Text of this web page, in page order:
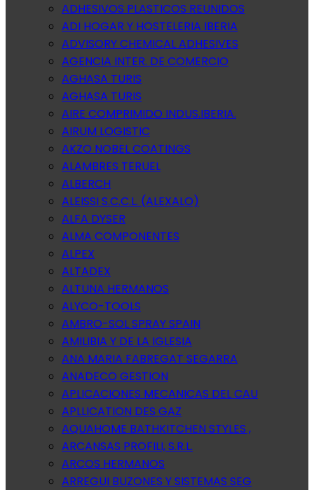
ADHESIVOS PLASTICOS REUNIDOS
ADI HOGAR Y HOSTELERIA IBERIA
ADVISORY CHEMICAL ADHESIVES
AGENCIA INTER. DE COMERCIO
AGHASA TURIS
AGHASA TURIS
AIRE COMPRIMIDO INDUS.IBERIA.
AIRUM LOGISTIC
AKZO NOBEL COATINGS
ALAMBRES TERUEL
ALBERCH
ALEISSI S.C.C.L. (ALEXALO)
ALFA DYSER
ALMA COMPONENTES
ALPEX
ALTADEX
ALTUNA HERMANOS
ALYCO-TOOLS
AMBRO-SOL SPRAY SPAIN
AMILIBIA Y DE LA IGLESIA
ANA MARIA FABREGAT SEGARRA
ANADECO GESTION
APLICACIONES MECANICAS DEL CAU
APLLICATION DES GAZ
AQUAHOME BATHKITCHEN STYLES ,
ARCANSAS PROFILI, S.R.L.
ARCOS HERMANOS
ARREGUI BUZONES Y SISTEMAS SEG